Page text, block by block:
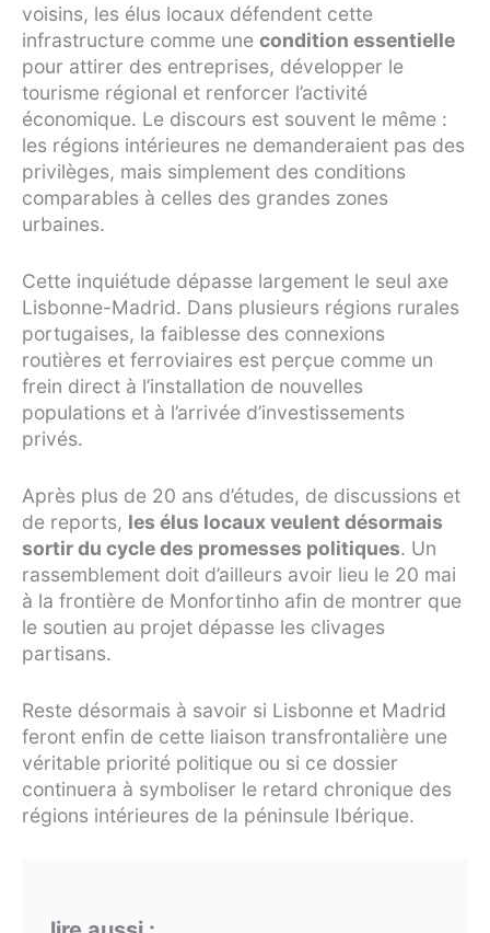
voisins, les élus locaux défendent cette
infrastructure comme une condition essentielle
pour attirer des entreprises, développer le
tourisme régional et renforcer l’activité
économique. Le discours est souvent le même :
les régions intérieures ne demanderaient pas des
privilèges, mais simplement des conditions
comparables à celles des grandes zones
urbaines.
Cette inquiétude dépasse largement le seul axe
Lisbonne-Madrid. Dans plusieurs régions rurales
portugaises, la faiblesse des connexions
routières et ferroviaires est perçue comme un
frein direct à l’installation de nouvelles
populations et à l’arrivée d’investissements
privés.
Après plus de 20 ans d’études, de discussions et
de reports, les élus locaux veulent désormais
sortir du cycle des promesses politiques. Un
rassemblement doit d’ailleurs avoir lieu le 20 mai
à la frontière de Monfortinho afin de montrer que
le soutien au projet dépasse les clivages
partisans.
Reste désormais à savoir si Lisbonne et Madrid
feront enfin de cette liaison transfrontalière une
véritable priorité politique ou si ce dossier
continuera à symboliser le retard chronique des
régions intérieures de la péninsule Ibérique.